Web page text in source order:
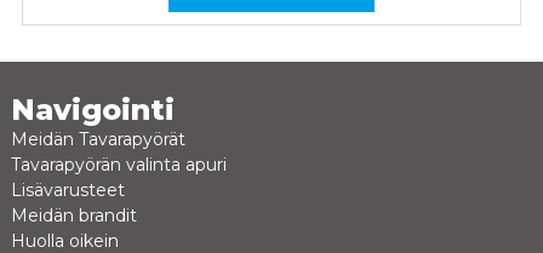
Navigointi
Meidän Tavarapyörät
Tavarapyörän valinta apuri
Lisävarusteet
Meidän brandit
Huolla oikein